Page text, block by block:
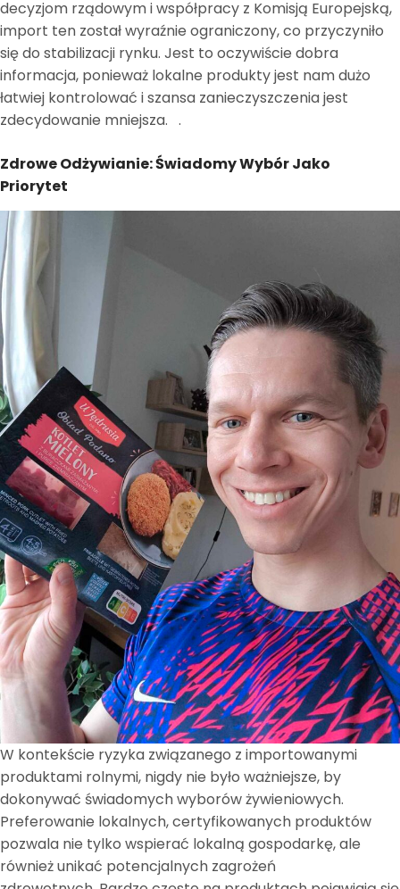
decyzjom rządowym i współpracy z Komisją Europejską,
import ten został wyraźnie ograniczony, co przyczyniło
się do stabilizacji rynku. Jest to oczywiście dobra
informacja, ponieważ lokalne produkty jest nam dużo
łatwiej kontrolować i szansa zanieczyszczenia jest
zdecydowanie mniejsza. ​ ​.
Zdrowe Odżywianie: Świadomy Wybór Jako
Priorytet
W kontekście ryzyka związanego z importowanymi
produktami rolnymi, nigdy nie było ważniejsze, by
dokonywać świadomych wyborów żywieniowych.
Preferowanie lokalnych, certyfikowanych produktów
pozwala nie tylko wspierać lokalną gospodarkę, ale
również unikać potencjalnych zagrożeń